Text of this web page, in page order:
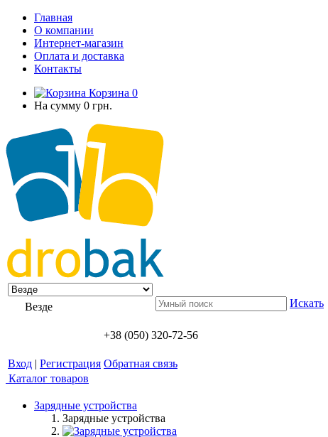
Главная
О компании
Интернет-магазин
Оплата и доставка
Контакты
Корзина 0
На сумму 0 грн.
Везде Искать
+38 (050) 320-72-56
Вход | Регистрация Обратная связь
Каталог товаров
Зарядные устройства
Зарядные устройства